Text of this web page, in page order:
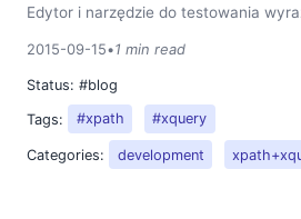
2016
2015
03
04
Edytor i narzędzie do testowania
2015-09-15•1 min read
Status: #blog
Tags:
#xpath #xquery
Categories: development